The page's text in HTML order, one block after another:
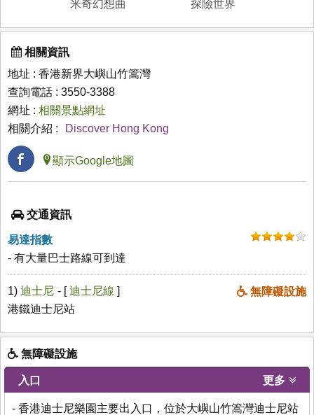
米奇幻想曲 探險世界
相關資訊
地址 : 香港新界大嶼山竹篙灣
查詢電話 : 3550-3388
網址 : 相關景點網址
相關介紹 :
Discover Hong Kong
顯示Google地圖
交通資訊
易達指數
- 有大量巴士路線可到達
1) 迪士尼 無障礙設施
- [迪士尼線 ]
港鐵迪士尼站
無障礙設施
入口 更多
- 香港迪士尼樂園主要出入口，位於大嶼山竹篙灣迪士尼站